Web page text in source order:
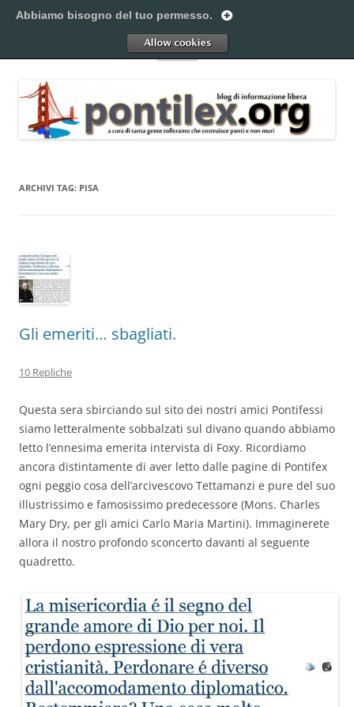
al
Pontilex
Menu
ARCHIVI TAG: PISA
Gli emeriti… sbagliati.
10 Repliche
Questa sera sbirciando sul sito dei nostri amici Pontifessi
siamo letteralmente sobbalzati sul divano quando abbiamo
letto l’ennesima emerita intervista di Foxy. Ricordiamo
ancora distintamente di aver letto dalle pagine di Pontifex
ogni peggio cosa dell’arcivescovo Tettamanzi e pure del suo
illustrissimo e famosissimo predecessore (Mons. Charles
Mary Dry, per gli amici Carlo Maria Martini). Immaginerete
allora il nostro profondo sconcerto davanti al seguente
quadretto.
Abbiamo bisogno del tuo permesso.